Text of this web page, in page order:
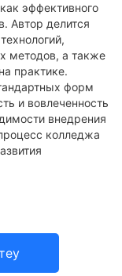
эффективного
Автор делится
методов, а также
практике.
форм
и вовлеченность
внедрения
колледжа